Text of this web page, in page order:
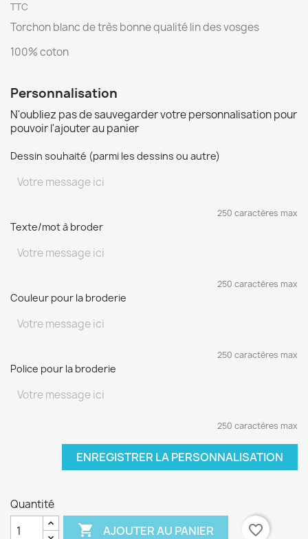
TTC
Torchon blanc de très bonne qualité lin des vosges
100% coton
Personnalisation
N'oubliez pas de sauvegarder votre personnalisation pour
pouvoir l'ajouter au panier
Dessin souhaité (parmi les dessins ou autre)
250 caractères max
Texte/mot à broder
250 caractères max
Couleur pour la broderie
250 caractères max
Police pour la broderie
250 caractères max
ENREGISTRER LA PERSONNALISATION
Quantité
 AJOUTER AU PANIER
favorite_border